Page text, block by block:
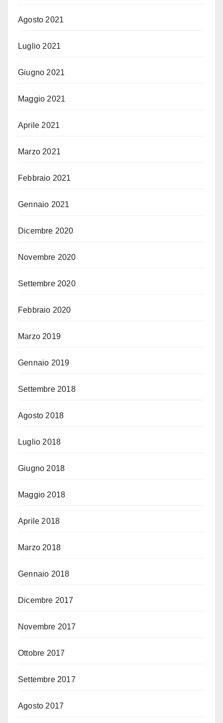
Agosto 2021
Luglio 2021
Giugno 2021
Maggio 2021
Aprile 2021
Marzo 2021
Febbraio 2021
Gennaio 2021
Dicembre 2020
Novembre 2020
Settembre 2020
Febbraio 2020
Marzo 2019
Gennaio 2019
Settembre 2018
Agosto 2018
Luglio 2018
Giugno 2018
Maggio 2018
Aprile 2018
Marzo 2018
Gennaio 2018
Dicembre 2017
Novembre 2017
Ottobre 2017
Settembre 2017
Agosto 2017